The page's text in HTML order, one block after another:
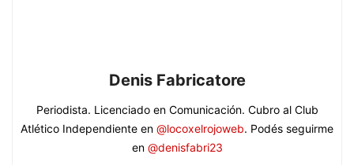
Denis Fabricatore
Periodista. Licenciado en Comunicación. Cubro al Club
Atlético Independiente en @locoxelrojoweb. Podés seguirme
en @denisfabri23